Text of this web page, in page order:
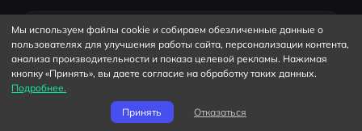
Мы используем файлы cookie и собираем обезличенные данные о
пользователях для улучшения работы сайта, персонализации контента,
анализа производительности и показа целевой рекламы. Нажимая
кнопку «Принять», вы даете согласие на обработку таких данных.
Подробнее.
Принять
Отказаться